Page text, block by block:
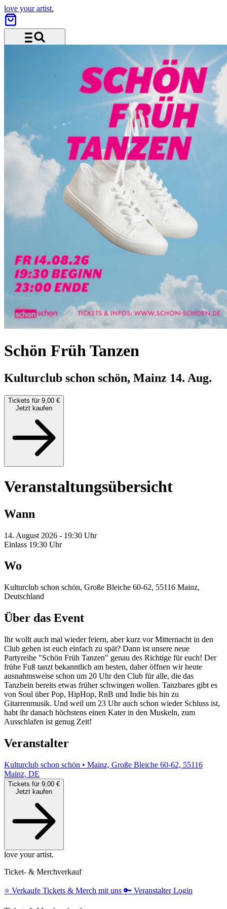
love your artist.
Schön Früh Tanzen
Kulturclub schon schön, Mainz 14. Aug.
Tickets für 9,00 €
Jetzt kaufen
Veranstaltungsübersicht
Wann
14. August 2026 - 19:30 Uhr
Einlass 19:30 Uhr
Wo
Kulturclub schon schön, Große Bleiche 60-62, 55116 Mainz,
Deutschland
Über das Event
Ihr wollt auch mal wieder feiern, aber kurz vor Mitternacht in den
Club gehen ist euch einfach zu spät? Dann ist unsere neue
Partyreihe "Schön Früh Tanzen" genau des Richtige für euch! Der
frühe Fuß tanzt bekanntlich am besten, daher öffnen wir heute
ausnahmsweise schon um 20 Uhr den Club für alle, die das
Tanzbein bereits etwas früher schwingen wollen. Tanzbares gibt es
von Soul über Pop, HipHop, RnB und Indie bis hin zu
Gitarrenmusik. Und weil um 23 Uhr auch schon wieder Schluss ist,
habt ihr danach höchstens einen Kater in den Muskeln, zum
Ausschlafen ist genug Zeit!
Veranstalter
Kulturclub schon schön • Mainz, Große Bleiche 60-62, 55116
Mainz, DE
Tickets für 9,00 €
Jetzt kaufen
love your artist.
Ticket- & Merchverkauf
⭐️ Verkaufe Tickets & Merch mit uns 🔑 Veranstalter Login